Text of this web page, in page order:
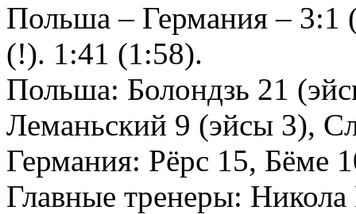
Польша – Германия – 3:1
(!). 1:41 (1:58).
Польша: Болондзь 21
Леманьский 9 (эйсы 3),
Германия: Рёрс 15, Бёме
Главные тренеры: